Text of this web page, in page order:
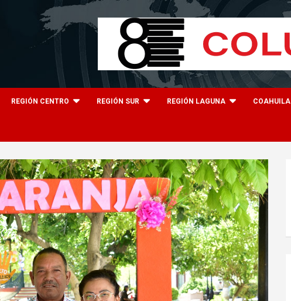
REGIÓN CENTRO REGIÓN SUR REGIÓN LAGUNA COAHUILA